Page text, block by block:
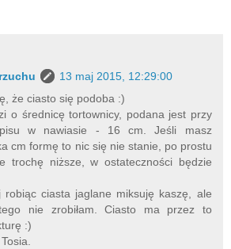
13 maj 2015, 12:29:00
że ciasto się podoba :)
o średnicę tortownicy, podana jest przy
w nawiasie - 16 cm. Jeśli masz
cm formę to nic się nie stanie, po prostu
trochę niższe, w ostateczności będzie
robiąc ciasta jaglane miksuję kaszę, ale
nie zrobiłam. Ciasto ma przez to
:)